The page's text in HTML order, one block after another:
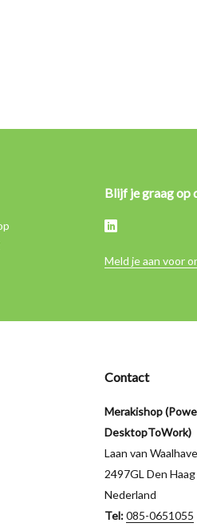
Blijf je graag op
Meld je aan voor
Contact
Merakishop
DesktopToWork)
Laan van
2497GL Den Haag
Nederland
Tel:085-0651055